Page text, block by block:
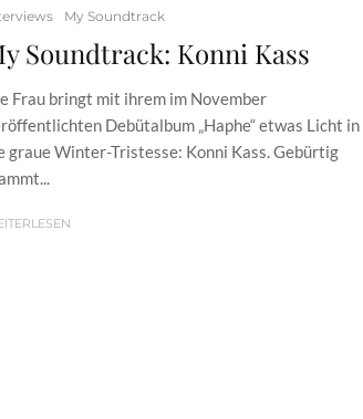
My Soundtrack
Soundtrack: Konni Kass
Frau bringt mit ihrem im November
Debütalbum „Haphe“ etwas Licht in
graue Winter-Tristesse: Konni Kass. Gebürtig